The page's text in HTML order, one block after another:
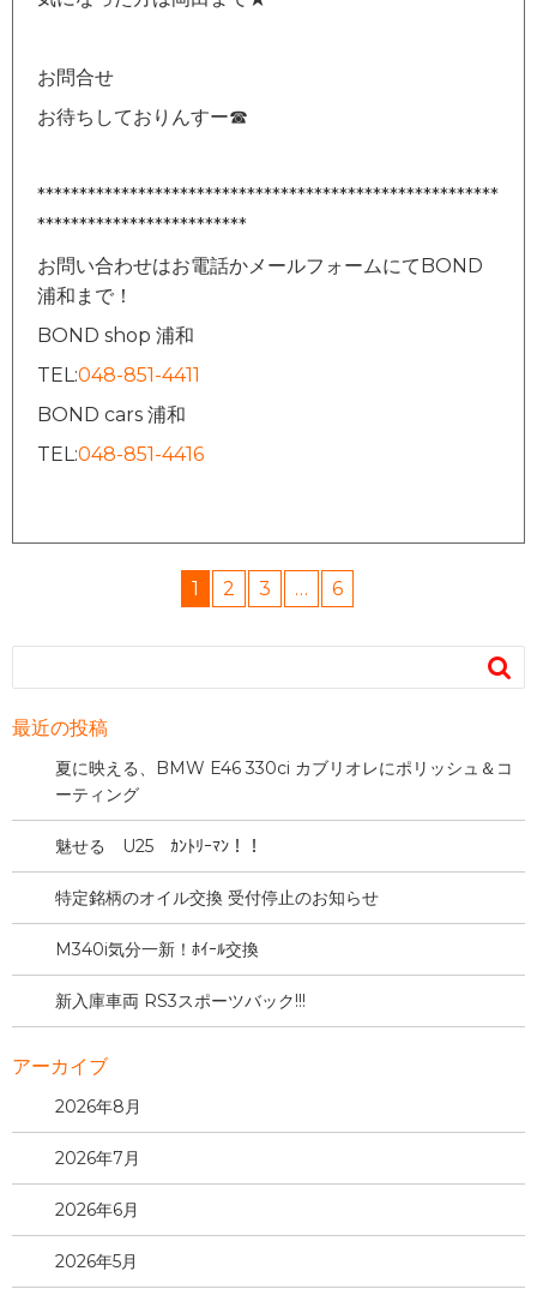
お問合せ
お待ちしておりんすー☎
*******************************************************
*************************
お問い合わせはお電話かメールフォームにてBOND
浦和まで！
BOND shop 浦和
TEL:048-851-4411
BOND cars 浦和
TEL:048-851-4416
1 2 3 … 6

最近の投稿
夏に映える、BMW E46 330ci カブリオレにポリッシュ＆コ
ーティング
魅せる U25 ｶﾝﾄﾘｰﾏﾝ！！
特定銘柄のオイル交換 受付停止のお知らせ
M340i気分一新！ﾎｲｰﾙ交換
新入庫車両 RS3スポーツバック!!!
アーカイブ
2026年8月
2026年7月
2026年6月
2026年5月